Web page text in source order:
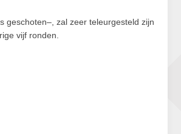
geschoten–, zal zeer teleurgesteld zijn
vijf ronden.